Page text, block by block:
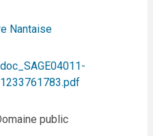
Nantaise
doc_SAGE04011-
1233761783.pdf
public